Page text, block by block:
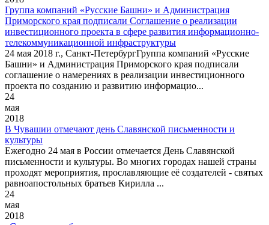
Группа компаний «Русские Башни» и Администрация
Приморского края подписали Соглашение о реализации
инвестиционного проекта в сфере развития информационно-
телекоммуникационной инфраструктуры
24 мая 2018 г., Санкт-ПетербургГруппа компаний «Русские
Башни» и Администрация Приморского края подписали
соглашение о намерениях в реализации инвестиционного
проекта по созданию и развитию информацио...
24
мая
2018
В Чувашии отмечают день Славянской письменности и
культуры
Ежегодно 24 мая в России отмечается День Славянской
письменности и культуры. Во многих городах нашей страны
проходят мероприятия, прославляющие её создателей - святых
равноапостольных братьев Кирилла ...
24
мая
2018